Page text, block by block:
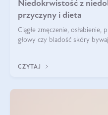
Niedokrwistość z
przyczyny i dieta
Ciągłe zmęczenie,
głowy czy bladość skóry
CZYTAJ